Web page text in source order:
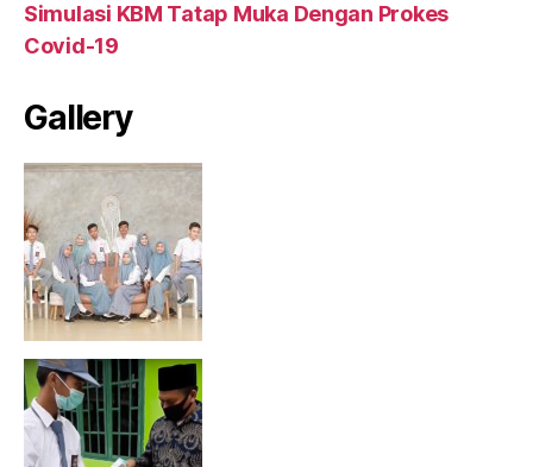
Simulasi KBM Tatap Muka Dengan Prokes
Covid-19
Gallery